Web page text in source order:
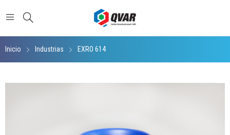
Inicio Industrias EXRO 614